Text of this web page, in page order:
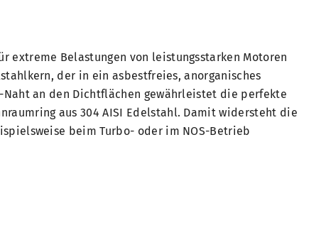
extreme Belastungen von leistungsstarken Motoren
der in ein asbestfreies, anorganisches
an den Dichtflächen gewährleistet die perfekte
aus 304 AISI Edelstahl. Damit widersteht die
beim Turbo- oder im NOS-Betrieb